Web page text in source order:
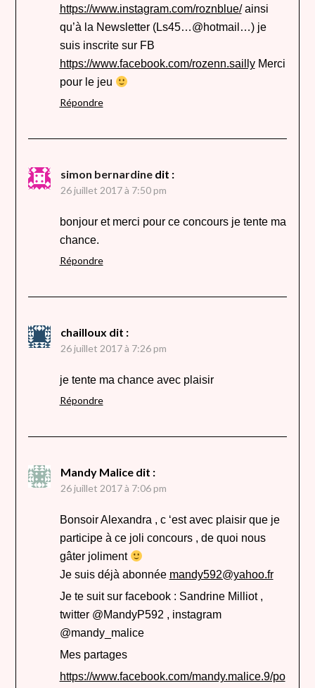
https://www.instagram.com/roznblue/ainsi
qu’à la Newsletter (Ls45…@hotmail…) je
suis inscrite sur FB
https://www.facebook.com/rozenn.saillyMerci
pour le jeu
Répondre
simon bernardine dit :
26 juillet 2017 à 7:50 pm
bonjour et merci pour ce concours je tente ma
chance.
Répondre
chailloux dit :
26 juillet 2017 à 7:26 pm
je tente ma chance avec plaisir
Répondre
Mandy Malice dit :
26 juillet 2017 à 7:06 pm
Bonsoir Alexandra , c ‘est avec plaisir que je
participe à ce joli concours , de quoi nous
gâter joliment
Je suis déjà abonnée mandy592@yahoo.fr
Je te suit sur facebook : Sandrine Milliot ,
twitter @MandyP592 , instagram
@mandy_malice
Mes partages
https://www.facebook.com/mandy.malice.9/po